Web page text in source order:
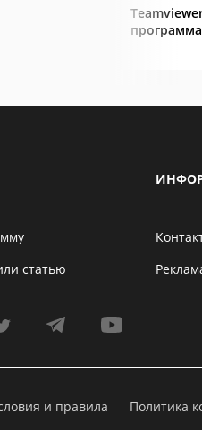
программа
статью
и правила Политика